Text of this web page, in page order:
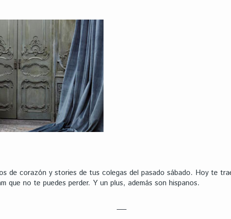
de corazón y stories de tus colegas del pasado sábado. Hoy te
que no te puedes perder. Y un plus, además son hispanos.